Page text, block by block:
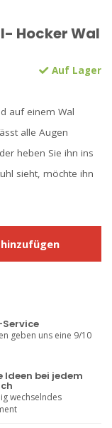
Hocker Wal
Auf Lager
auf einem Wal
alle Augen
heben Sie ihn ins
sieht, möchte ihn
geben uns eine 9/10
Ideen bei jedem
wechselndes